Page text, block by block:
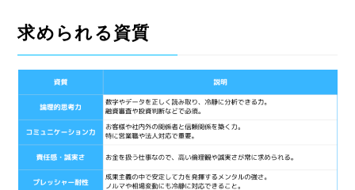
求められる資質